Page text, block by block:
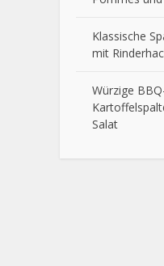
Klassische
mit
Würzige
Salat